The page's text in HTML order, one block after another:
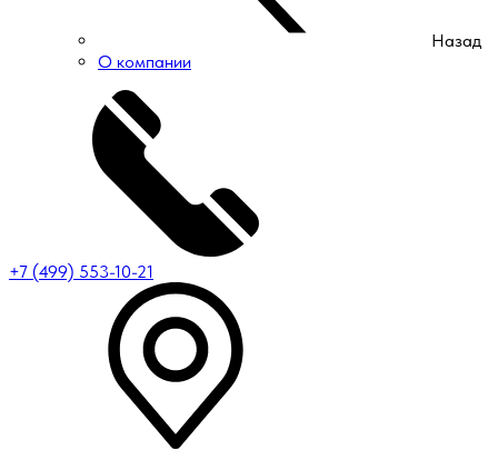
Назад
О компании
+7 (499) 553-10-21